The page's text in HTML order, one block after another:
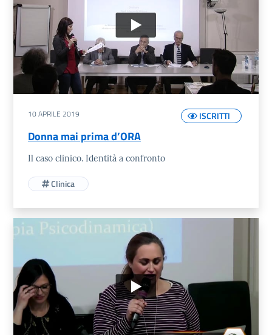
ISCRITTI
10 APRILE 2019
Donna mai prima d’ORA
Il caso clinico. Identità a confronto
Clinica